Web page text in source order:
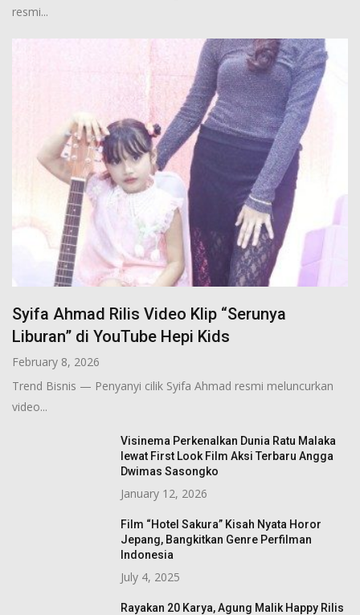
resmi...
Syifa Ahmad Rilis Video Klip “Serunya
Liburan” di YouTube Hepi Kids
February 8, 2026
Trend Bisnis — Penyanyi cilik Syifa Ahmad resmi meluncurkan
video...
Visinema Perkenalkan Dunia Ratu Malaka
lewat First Look Film Aksi Terbaru Angga
Dwimas Sasongko
January 12, 2026
Film “Hotel Sakura” Kisah Nyata Horor
Jepang, Bangkitkan Genre Perfilman
Indonesia
July 4, 2025
Rayakan 20 Karya, Agung Malik Happy Rilis